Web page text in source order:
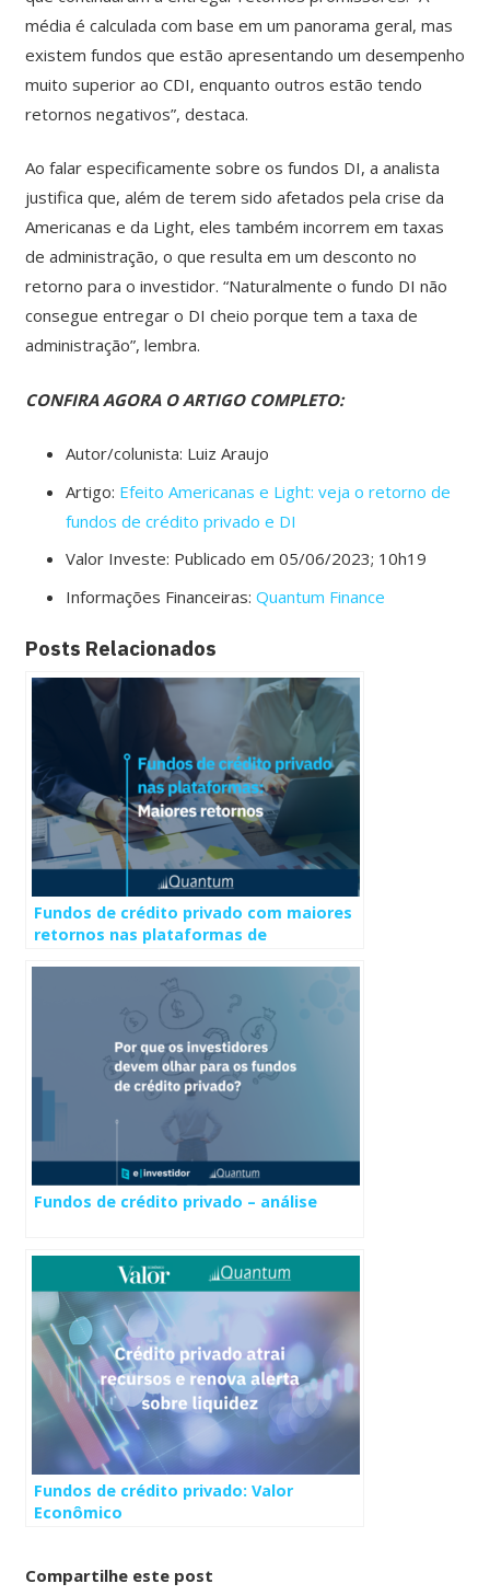
média é calculada com base em um panorama geral, mas
existem fundos que estão apresentando um desempenho
muito superior ao CDI, enquanto outros estão tendo
retornos negativos”, destaca.
Ao falar especificamente sobre os fundos DI, a analista
justifica que, além de terem sido afetados pela crise da
Americanas e da Light, eles também incorrem em taxas
de administração, o que resulta em um desconto no
retorno para o investidor. “Naturalmente o fundo DI não
consegue entregar o DI cheio porque tem a taxa de
administração”, lembra.
CONFIRA AGORA O ARTIGO COMPLETO:
Autor/colunista: Luiz Araujo
Artigo: Efeito Americanas e Light: veja o retorno de
fundos de crédito privado e DI
Valor Investe: Publicado em 05/06/2023; 10h19
Informações Financeiras: Quantum Finance
Posts Relacionados
Fundos de crédito privado com maiores
retornos nas plataformas de
Fundos de crédito privado – análise
Fundos de crédito privado: Valor
Econômico
Compartilhe este post